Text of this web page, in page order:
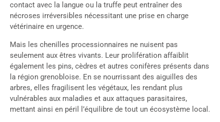
contact avec la langue ou la truffe peut entraîner des
nécroses irréversibles nécessitant une prise en charge
vétérinaire en urgence.
Mais les chenilles processionnaires ne nuisent pas
seulement aux êtres vivants. Leur prolifération affaiblit
également les pins, cèdres et autres conifères présents dans
la région grenobloise. En se nourrissant des aiguilles des
arbres, elles fragilisent les végétaux, les rendant plus
vulnérables aux maladies et aux attaques parasitaires,
mettant ainsi en péril l’équilibre de tout un écosystème local.